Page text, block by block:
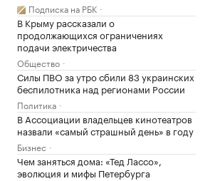
Подписка на РБК
В Крыму рассказали о
продолжающихся ограничениях
подачи электричества
Общество
Силы ПВО за утро сбили 83 украинских
беспилотника над регионами России
Политика
В Ассоциации владельцев кинотеатров
назвали «самый страшный день» в году
Бизнес
Чем заняться дома: «Тед Лассо»,
эволюция и мифы Петербурга